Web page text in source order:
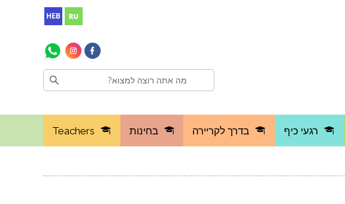
רגעי כיף בדרך לקריירה בחינות Teachers